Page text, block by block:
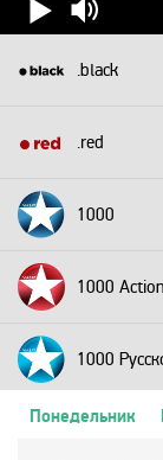
.black
.red
1000
1000 Action
1000
Понедельник